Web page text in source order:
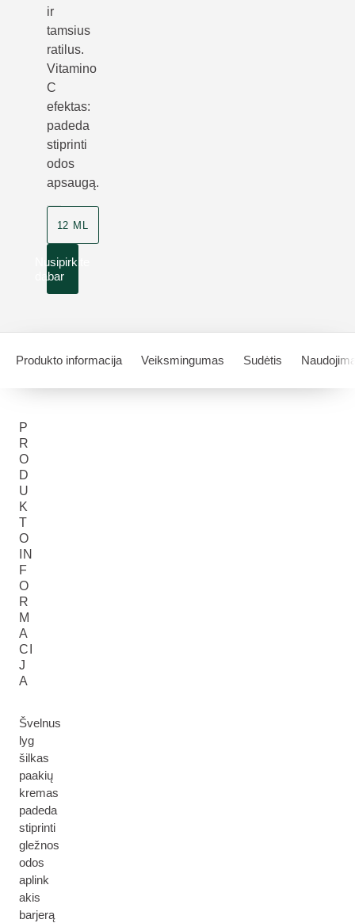
ir
tamsius
ratilus.
Vitamino
C
efektas:
padeda
stiprinti
odos
apsaugą.
12 ML
Nusipirkite
dabar
Produkto informacija Veiksmingumas Sudėtis
P
R
O
D
U
K
T
O
IN
F
O
R
M
A
CI
J
A
Švelnus
lyg
šilkas
paakių
kremas
padeda
stiprinti
gležnos
odos
aplink
akis
barjerą